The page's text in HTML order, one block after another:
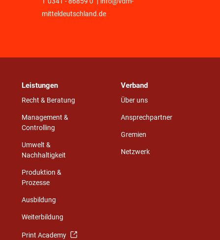
mitteldeutschland.de
Leistungen
Recht & Beratung
Management &
Controlling
Umwelt &
Nachhaltigkeit
Produktion &
Prozesse
Ausbildung
Weiterbildung
Print Academy
Verband
Über uns
Ansprechpartner
Gremien
Netzwerk